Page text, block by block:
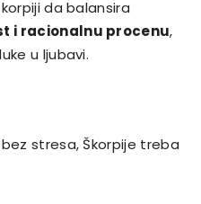
da balansira
i racionalnu procenu,
u ljubavi.
stresa, Škorpije treba